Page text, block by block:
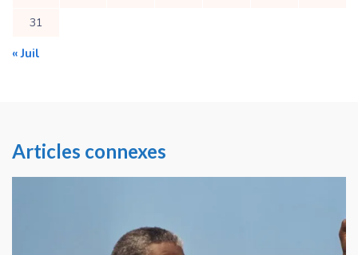
31
« Juil
Articles connexes